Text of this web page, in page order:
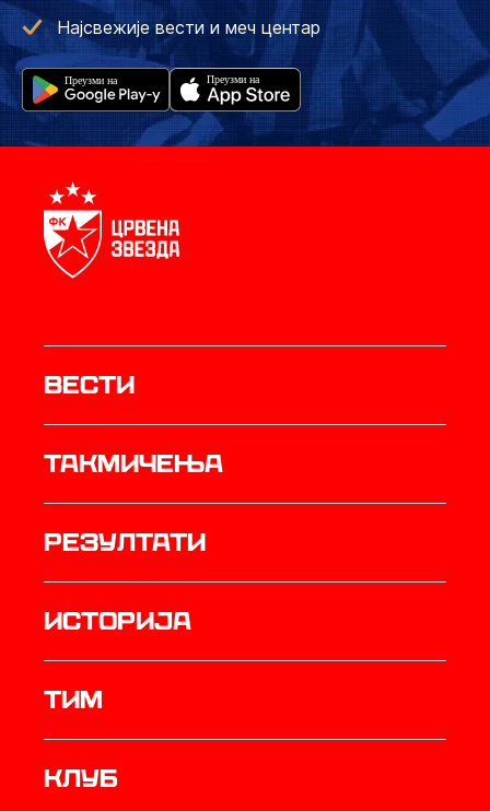
Најсвежије вести и меч центар
Вести
Такмичења
резултати
историја
ТИМ
Клуб